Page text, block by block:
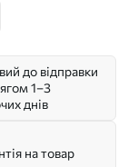
до відправки
1–3
днів
на товар